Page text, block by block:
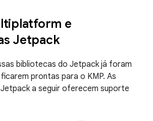
e
Jetpack
bibliotecas do Jetpack já foram
prontas para o KMP. As
a seguir oferecem suporte